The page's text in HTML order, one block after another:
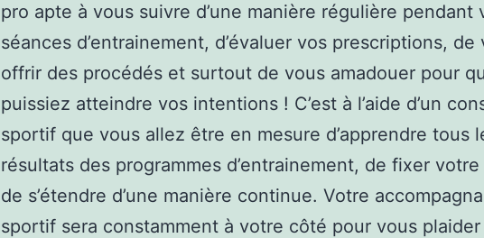
pro apte à vous suivre d’une manière régulière pendant
séances d’entrainement, d’évaluer vos prescriptions, de
offrir des procédés et surtout de vous amadouer pour
puissiez atteindre vos intentions ! C’est à l’aide d’un
sportif que vous allez être en mesure d’apprendre tous
résultats des programmes d’entrainement, de fixer
de s’étendre d’une manière continue. Votre
sportif sera constamment à votre côté pour vous